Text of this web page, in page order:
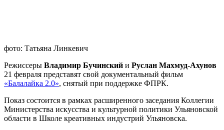
фото: Татьяна Линкевич
Режиссеры Владимир Бучинский и Руслан Махмуд-Ахунов
21 февраля представят свой документальный фильм
«Балалайка 2.0», снятый при поддержке ФПРК.
Показ состоится в рамках расширенного заседания Коллегии
Министерства искусства и культурной политики Ульяновской
области в Школе креативных индустрий Ульяновска.